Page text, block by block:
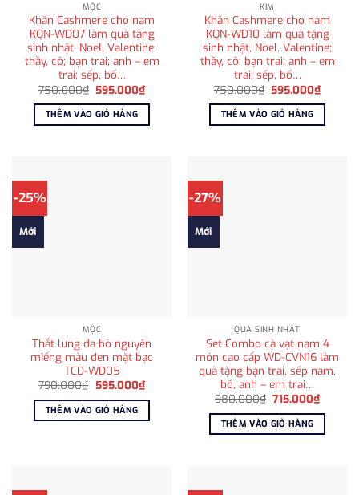
MỘC
Khăn Cashmere cho nam
KQN-WD07 làm quà tặng
sinh nhật, Noel, Valentine;
thầy, cô; bạn trai; anh – em
trai; sếp, bố…
750.000₫ Giá
là:
750.000₫.
595.000₫Giá
hiện
tại
595.000₫.
THÊM VÀO GIỎ HÀNG
KIM
Khăn Cashmere cho nam
KQN-WD10 làm quà tặng
sinh nhật, Noel, Valentine;
thầy, cô; bạn trai; anh – em
trai; sếp, bố…
750.000₫ Giá
là:
750.000₫.
595.000₫Giá
hiện
tại
THÊM VÀO GIỎ HÀNG
-25%
Mới
MỘC
Thắt lưng da bò nguyên
miếng màu đen mặt bạc
TCD-WD05
790.000₫ Giá
là:
790.000₫.
595.000₫Giá
hiện
tại
595.000₫.
THÊM VÀO GIỎ HÀNG
-27%
Mới
QUÀ SINH NHẬT
Set Combo cà vạt nam 4
món cao cấp WD-CVN16 làm
quà tặng bạn trai, sếp nam,
bố, anh – em trai…
980.000₫ Giá
là:
980.000₫.
715.000₫Giá
hiện
tại
THÊM VÀO GIỎ HÀNG